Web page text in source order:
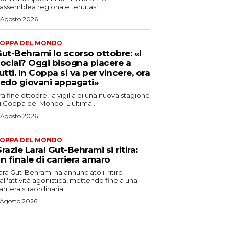
regionale tenutasi...
2026
DEL MONDO
Behrami lo scorso ottobre: «I
Oggi bisogna piacere a
In Coppa si va per vincere, ora
giovani appagati»
fine ottobre, la vigilia di una nuova stagione
Coppa del Mondo. L'ultima...
2026
DEL MONDO
Lara! Gut-Behrami si ritira:
finale di carriera amaro
Gut-Behrami ha annunciato il ritiro
agonistica, mettendo fine a una
straordinaria...
2026